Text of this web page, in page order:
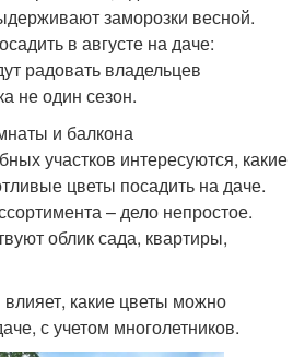
заморозки весной.
в августе на даче:
радовать владельцев
не один сезон.
и балкона
участков интересуются, какие
цветы посадить на даче.
– дело непростое.
облик сада, квартиры,
какие цветы можно
с учетом многолетников.